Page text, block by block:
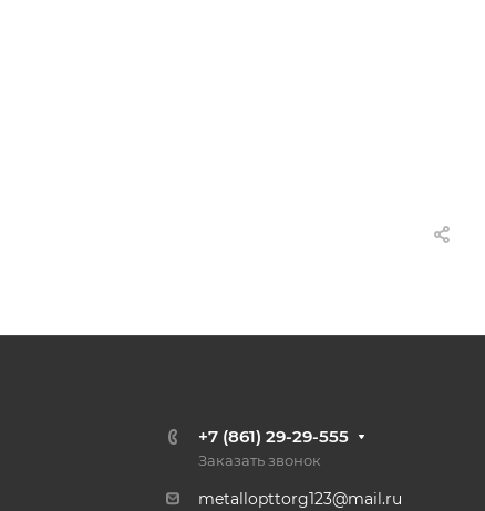
+7 (861) 29-29-555
Заказать звонок
metallopttorg123@mail.ru